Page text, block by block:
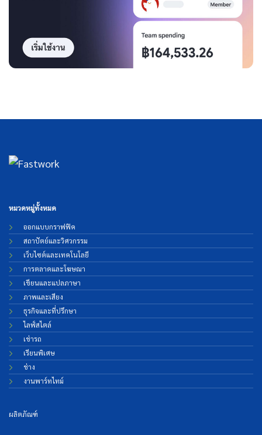
หมวดหมู่ทั้งหมด
ออกแบบกราฟฟิค
สถาปัตย์และวิศวกรรม
เว็บไซต์และเทคโนโลยี
การตลาดและโฆษณา
เขียนและแปลภาษา
ภาพและเสียง
ธุรกิจและที่ปรึกษา
ไลฟ์สไตล์
เช่ารถ
เรียนพิเศษ
ช่าง
งานพาร์ทไทม์
ผลิตภัณฑ์